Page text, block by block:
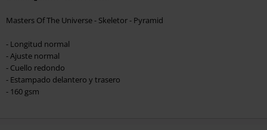
Masters Of The Universe - Skeletor - Pyramid
- Longitud normal
- Ajuste normal
- Cuello redondo
- Estampado delantero y trasero
- 160 gsm